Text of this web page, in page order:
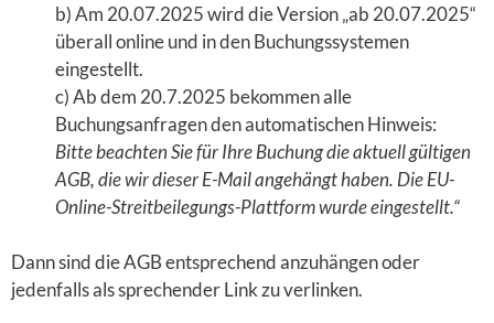
b) Am 20.07.2025 wird die Version „ab 20.07.2025“
überall online und in den Buchungssystemen
eingestellt.
c) Ab dem 20.7.2025 bekommen alle
Buchungsanfragen den automatischen Hinweis:
Bitte beachten Sie für Ihre Buchung die aktuell gültigen
AGB, die wir dieser E-Mail angehängt haben. Die EU-
Online-Streitbeilegungs-Plattform wurde eingestellt.“
Dann sind die AGB entsprechend anzuhängen oder
jedenfalls als sprechender Link zu verlinken.